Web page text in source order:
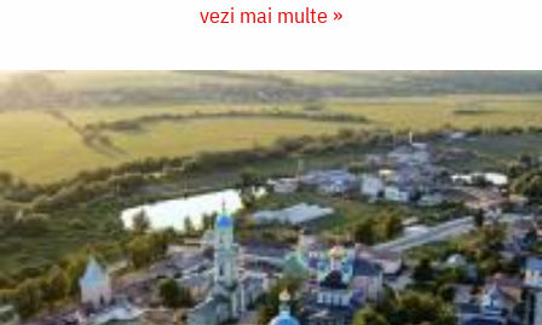
vezi mai multe »